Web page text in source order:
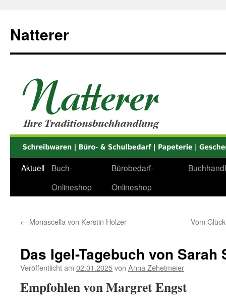
springen
Natterer
Aktuell
Buch-
Onlineshop
Bürobedarf-
Onlineshop
← Monascella von Kerstin Holzer Vom
Das Igel-Tagebuch von Sarah
Veröffentlicht am 02.01.2025von Anna Zehetmeier
Empfohlen von Margret Engst